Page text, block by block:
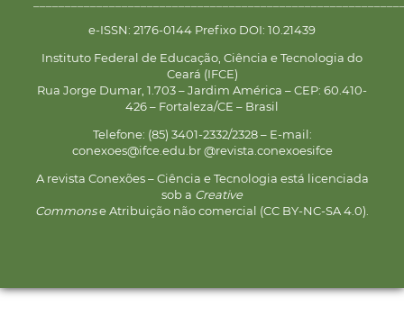
e-ISSN: 2176-0144 Prefixo DOI: 10.21439
Instituto Federal de Educação, Ciência e Tecnologia do
Ceará (IFCE)
Rua Jorge Dumar, 1.703 – Jardim América – CEP: 60.410-
426 – Fortaleza/CE – Brasil
Telefone: (85) 3401-2332/2328 – E-mail:
conexoes@ifce.edu.br @revista.conexoesifce
A revista Conexões – Ciência e Tecnologia está licenciada
sob a Creative
Commonse Atribuição não comercial (CC BY-NC-SA 4.0).